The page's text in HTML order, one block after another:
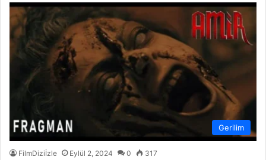
Gerilim
FilmDiziİzle Eylül 2, 2024 0 317